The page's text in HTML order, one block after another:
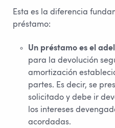
Esta es la diferencia
préstamo:
Un préstamo es el
para la devolución
amortización
partes. Es decir, se
solicitado y debe ir
los intereses
acordadas.